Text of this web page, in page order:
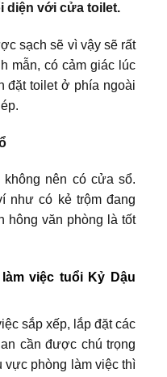
diện với cửa toilet.
sạch sẽ vì vậy sẽ rất
mẫn, có cảm giác lúc
đặt toilet ở phía ngoài
nên có cửa sổ.
như có kẻ trộm đang
hông văn phòng là tốt
việc tuổi Kỷ Dậu
sắp xếp, lắp đặt các
cần được chú trọng
vực phòng làm việc thì